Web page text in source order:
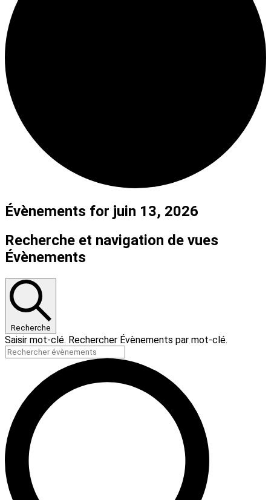
Évènements for juin 13, 2026
Recherche et navigation de vues
Évènements
Recherche
Saisir mot-clé. Rechercher Évènements par mot-clé.